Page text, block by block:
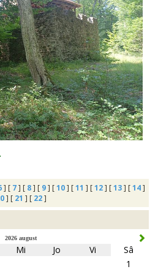
] [ 7] [ 8] [ 9] [10] [11 ] [12] [13] [14]
] [ 21 ] [ 22]
2026 august
Mi Jo Vi
Sâ
1